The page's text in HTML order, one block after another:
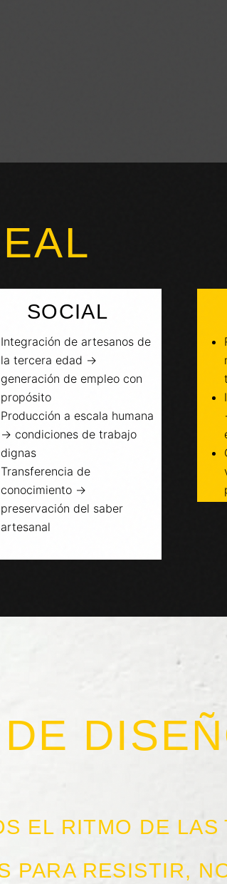
SOCIAL
Integración de artesanos de
la tercera edad →
generación de empleo con
propósito
Producción a escala humana
→ condiciones de trabajo
dignas
Transferencia de
conocimiento →
preservación del saber
artesanal
EL RITMO DE LAS
PARA RESISTIR,